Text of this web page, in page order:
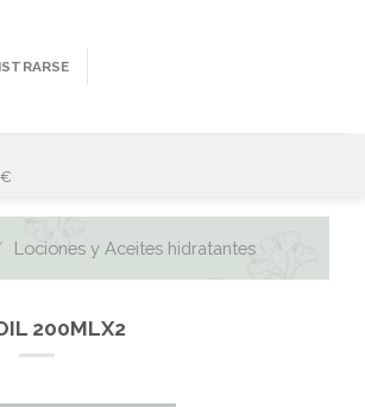
Lociones y Aceites hidratantes
200MLX2